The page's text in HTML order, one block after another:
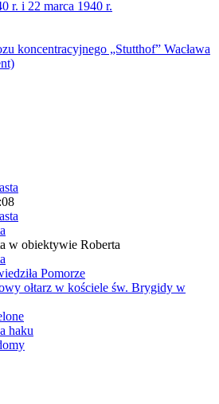
r. i 22 marca 1940 r.
koncentracyjnego „Stutthof” Wacława
w obiektywie Roberta
Pomorze
ołtarz w kościele św. Brygidy w
haku